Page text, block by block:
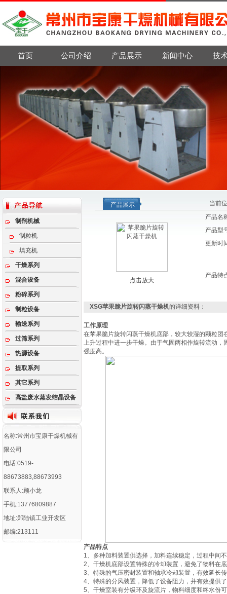
首页 公司介绍 产品展示 新闻中心 技
制剂机械
制粒机
填充机
干燥系列
混合设备
粉碎系列
制粒设备
输送系列
过筛系列
热源设备
提取系列
其它系列
高盐废水蒸发结晶设备
名称:常州市宝康干燥机械有
限公司
电话:0519-
88673883,88673993
联系人:顾小龙
手机:13776809887
地址:郑陆镇工业开发区
邮编:213111
产品展示 当前
点击放大
产品名
产品型
更新时
产品特
XSG苹果脆片旋转闪蒸干燥机的详细资料：
工作原理
在苹果脆片旋转闪蒸干燥机底部，较大较湿的颗粒
上升过程中进一步干燥。由于气固两相作旋转流动
强度高。
产品特点
1、多种加料装置供选择，加料连续稳定，过程中间
2、干燥机底部设置特殊的冷却装置，避免了物料在
3、特殊的气压密封装置和轴承冷却装置，有效延长
4、特殊的分风装置，降低了设备阻力，并有效提供
5、干燥室装有分级环及旋流片，物料细度和终水份